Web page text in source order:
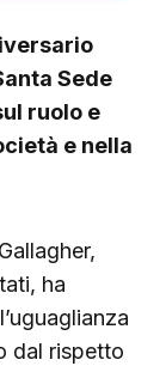
Sede
ruolo e
e nella
ha
dal rispetto